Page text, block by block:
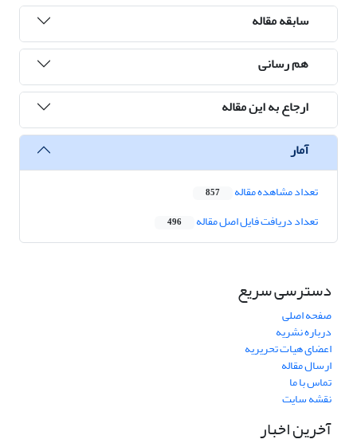
سابقه مقاله
هم رسانی
ارجاع به این مقاله
آمار
تعداد مشاهده مقاله 857
تعداد دریافت فایل اصل مقاله 496
دسترسی سریع
صفحه اصلی
درباره نشریه
اعضای هیات تحریریه
ارسال مقاله
تماس با ما
نقشه سایت
آخرین اخبار